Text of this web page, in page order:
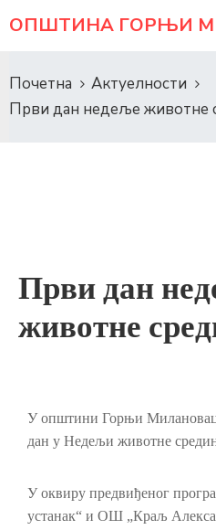
ОПШТИНА ГОРЊИ
Почетна
Актуелности
Први дан недеље животне
Први дан
животне
У општини Горњи Милановац
дан у Недељи животне
У оквиру предвиђеног
устанак“ и ОШ „Краљ